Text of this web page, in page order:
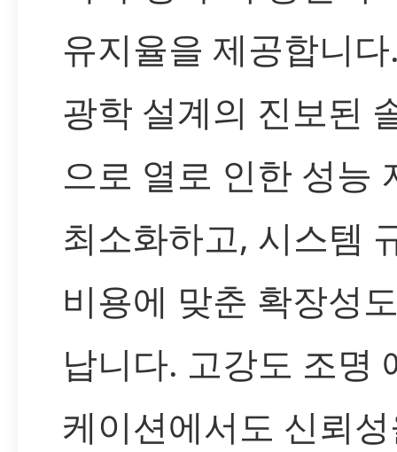
유지율을 제공합니
광학 설계의 진보된
으로 열로 인한 성능
최소화하고, 시스템
비용에 맞춘 확장성
납니다. 고강도 조명
케이션에서도 신뢰